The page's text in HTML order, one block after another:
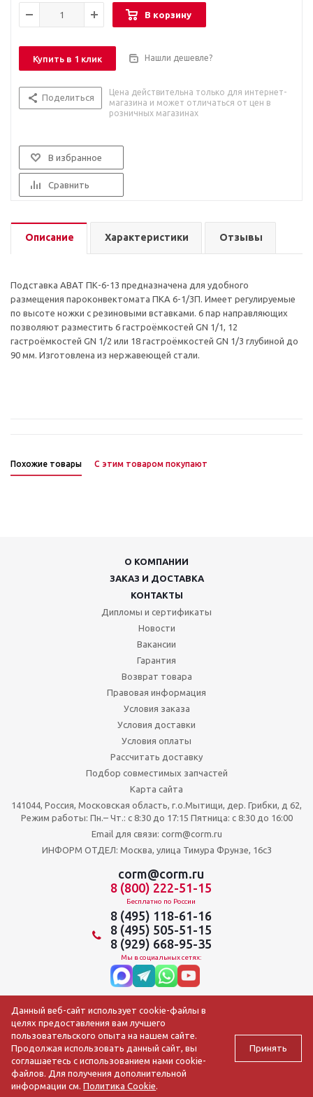
В корзину
Купить в 1 клик Нашли дешевле?
Поделиться
Цена действительна только для интернет-
магазина и может отличаться от цен в
розничных магазинах
В избранное
Сравнить
Описание Характеристики Отзывы
Подставка ABAT ПК-6-13 предназначена для удобного
размещения пароконвектомата ПКА 6-1/3П. Имеет регулируемые
по высоте ножки с резиновыми вставками. 6 пар направляющих
позволяют разместить 6 гастроёмкостей GN 1/1, 12
гастроёмкостей GN 1/2 или 18 гастроёмкостей GN 1/3 глубиной до
90 мм. Изготовлена из нержавеющей стали.
Похожие товары С этим товаром покупают
О КОМПАНИИ
ЗАКАЗ И ДОСТАВКА
КОНТАКТЫ
Дипломы и сертификаты
Новости
Вакансии
Гарантия
Возврат товара
Правовая информация
Условия заказа
Условия доставки
Условия оплаты
Рассчитать доставку
Подбор совместимых запчастей
Карта сайта
141044, Россия, Московская область, г.о.Мытищи, дер. Грибки, д 62,
Режим работы: Пн.– Чт.: с 8:30 до 17:15 Пятница: c 8:30 до 16:00
Email для связи: corm@corm.ru
ИНФОРМ ОТДЕЛ: Москва, улица Тимура Фрунзе, 16с3
corm@corm.ru
8 (800) 222-51-15
Бесплатно по России
8 (495) 118-61-16
8 (495) 505-51-15
8 (929) 668-95-35
Мы в социальных сетях:
2009-2026 © АО ЦОРМ «Торгтехника»
Данный веб-сайт использует cookie-файлы в
целях предоставления вам лучшего
пользовательского опыта на нашем сайте.
Продолжая использовать данный сайт, вы
соглашаетесь с использованием нами cookie-
файлов. Для получения дополнительной
информации см.Политика Cookie.
Принять